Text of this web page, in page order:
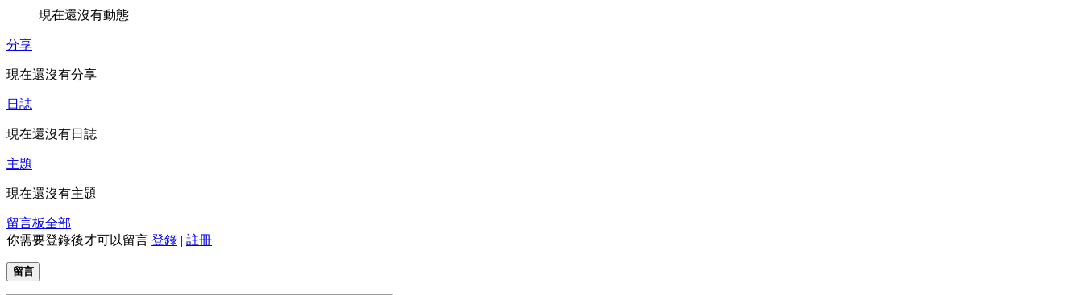
現在還沒有動態
分享
現在還沒有分享
日誌
現在還沒有日誌
主題
現在還沒有主題
留言板全部
你需要登錄後才可以留言 登錄 | 註冊
留言